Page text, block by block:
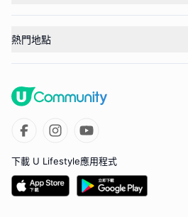
熱門地點
下載 U Lifestyle應用程式